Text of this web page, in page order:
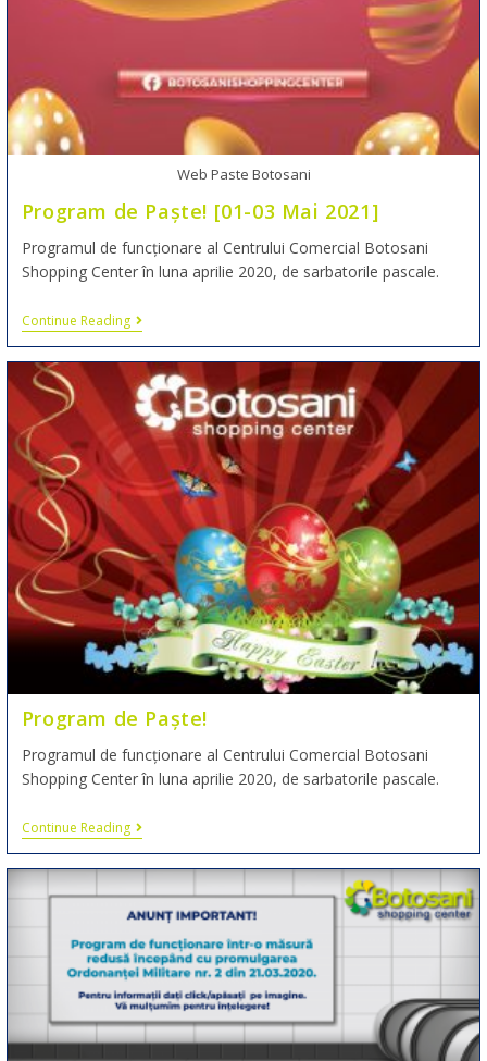
Web Paste Botosani
Program de Paște! [01-03 Mai 2021]
Programul de funcționare al Centrului Comercial Botosani
Shopping Center în luna aprilie 2020, de sarbatorile pascale.
Continue Reading
Program de Paște!
Programul de funcționare al Centrului Comercial Botosani
Shopping Center în luna aprilie 2020, de sarbatorile pascale.
Continue Reading